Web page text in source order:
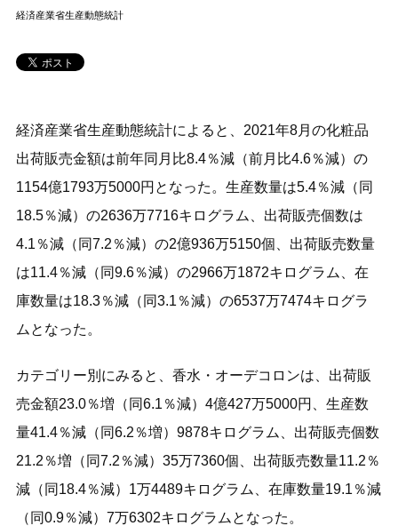
経済産業省生産動態統計
経済産業省生産動態統計によると、2021年8月の化粧品
出荷販売金額は前年同月比8.4％減（前月比4.6％減）の
1154億1793万5000円となった。生産数量は5.4％減（同
18.5％減）の2636万7716キログラム、出荷販売個数は
4.1％減（同7.2％減）の2億936万5150個、出荷販売数量
は11.4％減（同9.6％減）の2966万1872キログラム、在
庫数量は18.3％減（同3.1％減）の6537万7474キログラ
ムとなった。
カテゴリー別にみると、香水・オーデコロンは、出荷販
売金額23.0％増（同6.1％減）4億427万5000円、生産数
量41.4％減（同6.2％増）9878キログラム、出荷販売個数
21.2％増（同7.2％減）35万7360個、出荷販売数量11.2％
減（同18.4％減）1万4489キログラム、在庫数量19.1％減
（同0.9％減）7万6302キログラムとなった。